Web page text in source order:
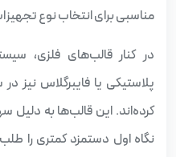
مناسبی برای انتخاب نوع
در کنار قالب‌های فلزی،
پلاستیکی یا فایبرگلاس نیز در
کرده‌اند. این قالب‌ها به دلیل
نگاه اول دستمزد کمتری را طلب